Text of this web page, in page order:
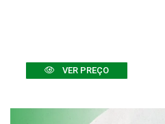
VER PREÇO